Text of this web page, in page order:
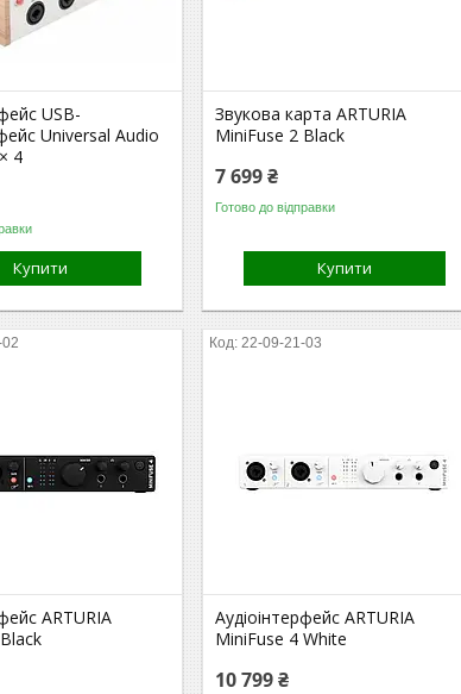
USB-
Universal Audio
4
Купити
Звукова карта ARTURIA
MiniFuse 2 Black
7 699 ₴
Готово до відправки
Купити
ARTURIA
22-09-21-03
Аудіоінтерфейс ARTURIA
MiniFuse 4 White
10 799 ₴